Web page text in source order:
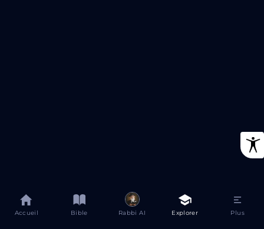
Accueil Bible Rabbi AI Explorer Plus